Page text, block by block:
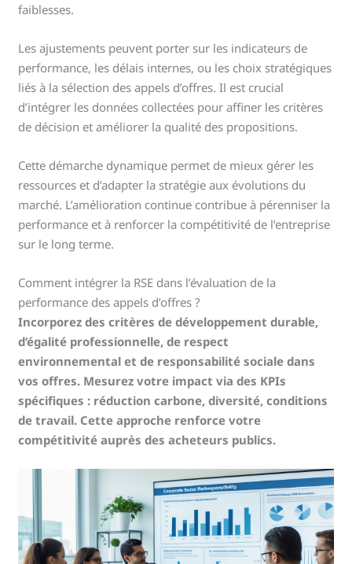
faiblesses.
Les ajustements peuvent porter sur les indicateurs de
performance, les délais internes, ou les choix stratégiques
liés à la sélection des appels d’offres. Il est crucial
d’intégrer les données collectées pour affiner les critères
de décision et améliorer la qualité des propositions.
Cette démarche dynamique permet de mieux gérer les
ressources et d’adapter la stratégie aux évolutions du
marché. L’amélioration continue contribue à pérenniser la
performance et à renforcer la compétitivité de l’entreprise
sur le long terme.
Comment intégrer la RSE dans l’évaluation de la
performance des appels d’offres ?
Incorporez des critères de développement durable,
d’égalité professionnelle, de respect
environnemental et de responsabilité sociale dans
vos offres. Mesurez votre impact via des KPIs
spécifiques : réduction carbone, diversité, conditions
de travail. Cette approche renforce votre
compétitivité auprès des acheteurs publics.